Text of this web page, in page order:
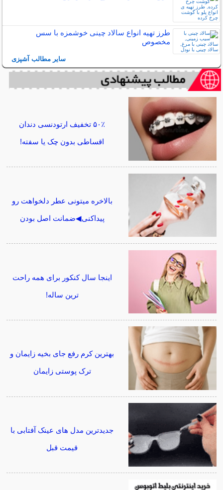
طرز تهیه انواع سالاد چینی خوشمزه با سس
مخصوص
سایر مطالب آشپزی
۵۰٪ تخفیف ارتودنسی دندان
اقساطی بدون چک یا سفته!
بالاخره میتونی عطر دلخواهت رو
پیداکنی◀ضمانت اصل بودن
اینجا سال کنکور برای همه راحت
ترین ساله!
بهترین کرم رفع جای بخیه زایمان و
ترک پوستی زایمان
جدیدترین مدل های عینک آفتابی با
قیمت قبل